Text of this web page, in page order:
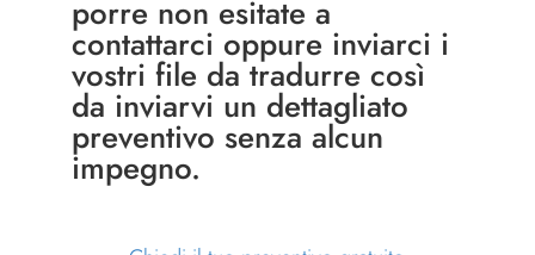
porre non esitate a
contattarci oppure inviarci i
vostri file da tradurre così
da inviarvi un dettagliato
preventivo senza alcun
impegno.